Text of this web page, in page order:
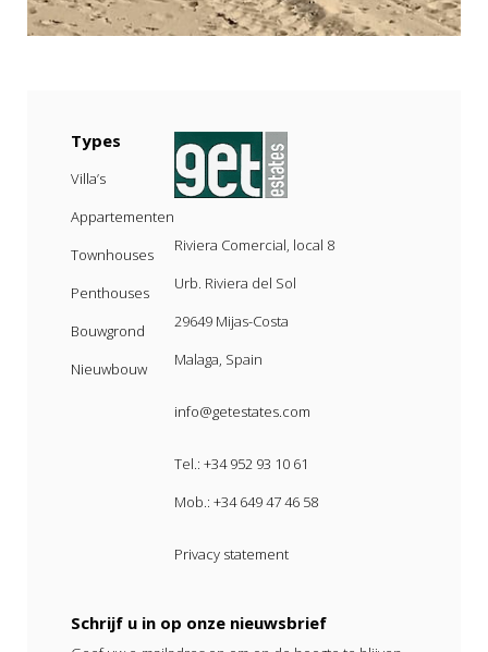
Types
Villa’s
Appartementen
Townhouses
Penthouses
Bouwgrond
Nieuwbouw
Riviera Comercial, local 8
Urb. Riviera del Sol
29649 Mijas-Costa
Malaga, Spain
info@getestates.com
Tel.: +34 952 93 10 61
Mob.: +34 649 47 46 58
Privacy statement
Schrijf u in op onze nieuwsbrief